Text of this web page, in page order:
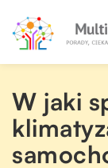
W jaki